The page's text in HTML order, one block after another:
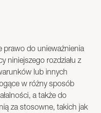
prawo do unieważnienia
niniejszego rozdziału z
lub innych
w różny sposób
a także do
za stosowne, takich jak